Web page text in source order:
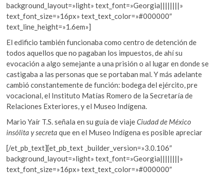
background_layout=»light» text_font=»Georgia||||||||»
text_font_size=»16px» text_text_color=»#000000″
text_line_height=»1.6em»]
El edificio también funcionaba como centro de detención de
todos aquellos que no pagaban los impuestos, de ahí su
evocación a algo semejante a una prisión o al lugar en donde se
castigaba a las personas que se portaban mal. Y más adelante
cambió constantemente de función: bodega del ejército, pre
vocacional, el Instituto Matías Romero de la Secretaría de
Relaciones Exteriores, y el Museo Indígena.
Mario Yaír T.S. señala en su guía de viajeCiudad de México
insólita y secretaque en el Museo Indígena es posible apreciar
[/et_pb_text][et_pb_text _builder_version=»3.0.106″
background_layout=»light» text_font=»Georgia||||||||»
text_font_size=»16px» text_text_color=»#000000″